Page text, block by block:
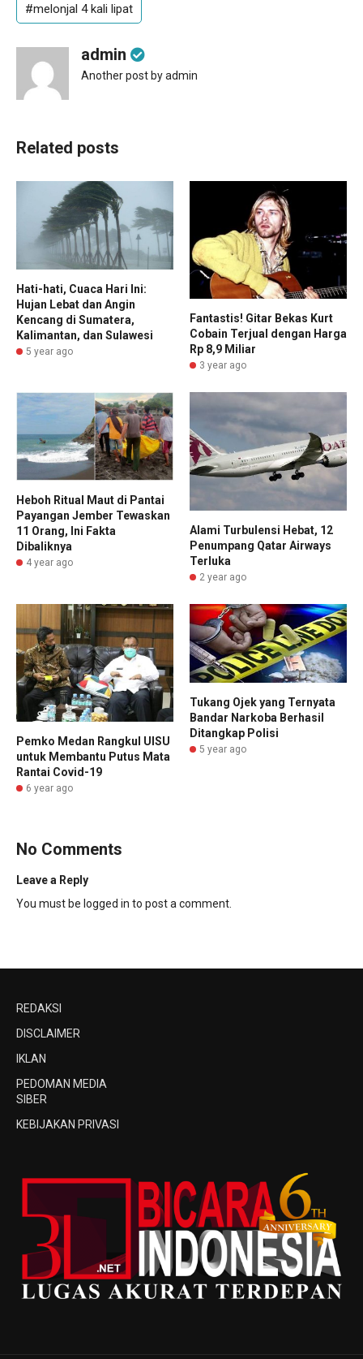
#melonjal 4 kali lipat
admin
Another post by admin
Related posts
Hati-hati, Cuaca Hari Ini:
Hujan Lebat dan Angin
Kencang di Sumatera,
Kalimantan, dan Sulawesi
5 year ago
Fantastis! Gitar Bekas Kurt
Cobain Terjual dengan Harga
Rp 8,9 Miliar
3 year ago
Heboh Ritual Maut di Pantai
Payangan Jember Tewaskan
11 Orang, Ini Fakta
Dibaliknya
4 year ago
Alami Turbulensi Hebat, 12
Penumpang Qatar Airways
Terluka
2 year ago
Pemko Medan Rangkul UISU
untuk Membantu Putus Mata
Rantai Covid-19
6 year ago
Tukang Ojek yang Ternyata
Bandar Narkoba Berhasil
Ditangkap Polisi
5 year ago
No Comments
Leave a Reply
You must be logged in to post a comment.
REDAKSI
DISCLAIMER
IKLAN
PEDOMAN MEDIA
SIBER
KEBIJAKAN PRIVASI